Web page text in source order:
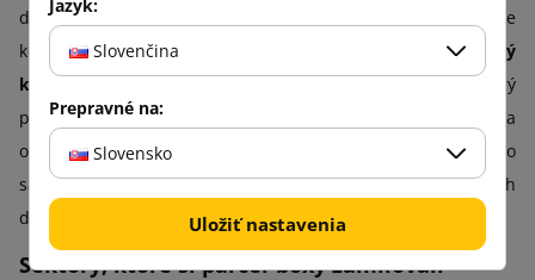
depá, box aj ruky zákazníka. V Boxmarkete nerobíme
kompromisy: dodávame
testovaný a certifikovaný vlnitý
kartón, ktorý ochráni každý druh tovaru. Máš produkt, ktorý
potrebuje extra silnú „zbroj“? Žiaden problém – na
objednávku vyrobíme skutočných ťažkotonážnych kúskov, čo
sa nezľaknú hmotnosti, vlhkosti ani tlaku automatických
dopravníkov.
Sektory, ktoré si parcel-boxy zamilovali
Jazyk:
Slovenčina
Prepravné na:
Slovensko
Uložiť nastavenia